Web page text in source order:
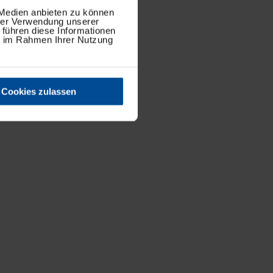
anbieten zu können
Verwendung unserer
diese Informationen
Rahmen Ihrer Nutzung
Cookies zulassen